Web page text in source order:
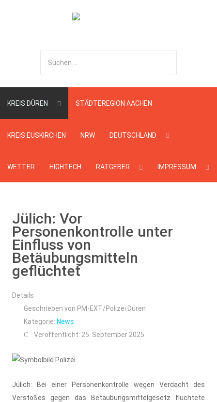
KREIS DÜREN STÄDTEREGION AACHEN
KREIS EUSKIRCHEN NRW DEUTSCHLAND
WETTER HIGHTECH RATGEBER IMPRESSUM
Jülich: Vor
Personenkontrolle unter
Einfluss von
Betäubungsmitteln
geflüchtet
Details
Geschrieben von PM-EXT/Polizei Düren
Kategorie: News
Veröffentlicht: 25. September 2025
Jülich: Bei einer Personenkontrolle wegen Verdacht des
Verstoßes gegen das Betäubungsmittelgesetz flüchtete